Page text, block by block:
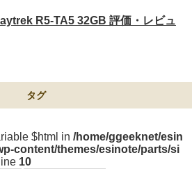
R5-TA5 32GB 評価・レビュ
タグ
$html in /home/ggeeknet/esin
content/themes/esinote/parts/si
10